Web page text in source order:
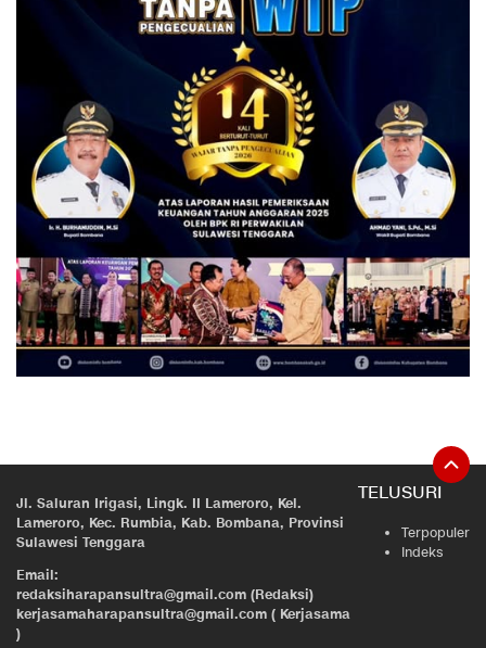
Jl. Saluran Irigasi, Lingk. II Lameroro, Kel.
Lameroro, Kec. Rumbia, Kab. Bombana, Provinsi
Sulawesi Tenggara
Email:
redaksiharapansultra@gmail.com (Redaksi)
kerjasamaharapansultra@gmail.com ( Kerjasama
)
TELUSURI
Terpopuler
Indeks